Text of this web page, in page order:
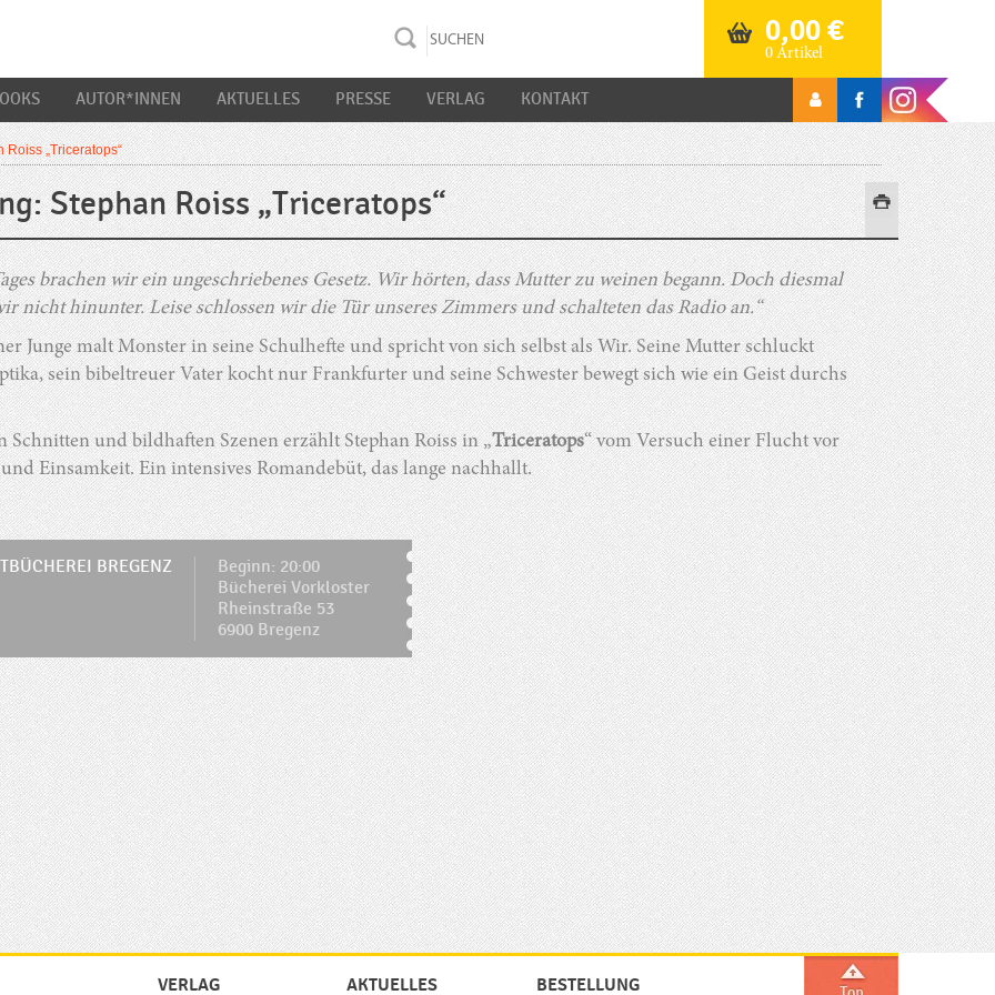
0,00€
0 Artikel
AUTOR*INNEN AKTUELLES PRESSE VERLAG KONTAKT
Roiss „Triceratops“
Stephan Roiss „Triceratops“
brachen wir ein ungeschriebenes Gesetz. Wir hörten, dass Mutter zu weinen begann. Doch diesmal
nicht hinunter. Leise schlossen wir die Tür unseres Zimmers und schalteten das Radio an.“
Junge malt Monster in seine Schulhefte und spricht von sich selbst als Wir. Seine Mutter schluckt
sein bibeltreuer Vater kocht nur Frankfurter und seine Schwester bewegt sich wie ein Geist durchs
Schnitten und bildhaften Szenen erzählt Stephan Roiss in „Triceratops“ vom Versuch einer Flucht vor
Einsamkeit. Ein intensives Romandebüt, das lange nachhallt.
BREGENZ
Beginn: 20:00
Bücherei Vorkloster
Rheinstraße 53
6900 Bregenz
VERLAG AKTUELLES BESTELLUNG